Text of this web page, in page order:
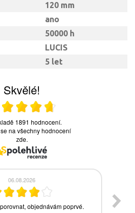
120 mm
ano
50000 h
LUCIS
5 let